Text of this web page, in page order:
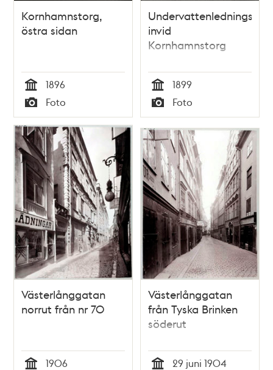
Kornhamnstorg,
östra sidan
Tid
1896
Typ
Foto
invid
Kornhamnstorg
Tid
1899
Typ
Foto
Västerlånggatan
norrut från nr 70
1906
Västerlånggatan
från Tyska Brinken
söderut
29 juni 1904